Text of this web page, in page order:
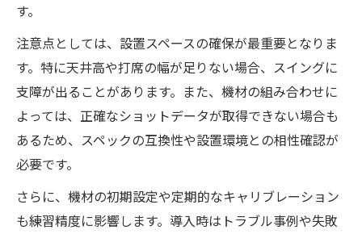
す。
注意点としては、設置スペースの確保が最重要となりま
す。特に天井高や打席の幅が足りない場合、スイングに
支障が出ることがあります。また、機材の組み合わせに
よっては、正確なショットデータが取得できない場合も
あるため、スペックの互換性や設置環境との相性確認が
必要です。
さらに、機材の初期設定や定期的なキャリブレーション
も練習精度に影響します。導入時はトラブル事例や失敗